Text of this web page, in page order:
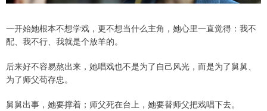
一开始她根本不想学戏，更不想当什么主角，她心里一直觉得：我不
配、我不行、我就是个放羊的。
后来好不容易熬出来，她唱戏也不是为了自己风光，而是为了舅舅、
为了师父苟存忠。
舅舅出事，她要撑着；师父死在台上，她要替师父把戏唱下去。